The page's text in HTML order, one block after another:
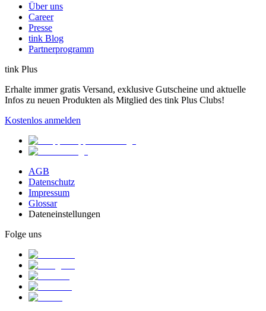
Über uns
Career
Presse
tink Blog
Partnerprogramm
tink Plus
Erhalte immer gratis Versand, exklusive Gutscheine und aktuelle
Infos zu neuen Produkten als Mitglied des tink Plus Clubs!
Kostenlos anmelden
AGB
Datenschutz
Impressum
Glossar
Dateneinstellungen
Folge uns